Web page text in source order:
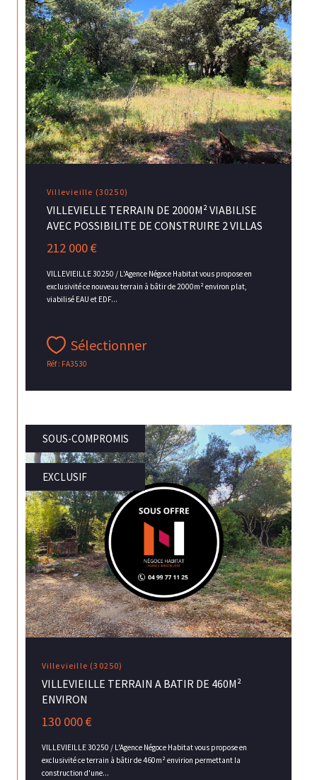
Villevieille (30250)
VILLEVIELLE TERRAIN DE 2000M² VIABILISE
AVEC POSSIBILITE DE CONSTRUIRE 2 VILLAS
212 000 €
VILLEVIEILLE 30250 / L'Agence Négoce Habitat vous propose en
exclusivité ce nouveau terrain à bâtir de 2000m² environ plat,
viabilisé EAU et EDF...
Sélectionner
Réf : FA3530
Villevieille (30250)
VILLEVIEILLE TERRAIN A BATIR DE 460M²
ENVIRON
130 000 €
VILLEVIEILLE 30250 / L'Agence Négoce Habitat vous propose en
exclusivité ce terrain à bâtir de 460m² envirion permettant la
construction d'une...
SOUS-COMPROMIS
EXCLUSIF